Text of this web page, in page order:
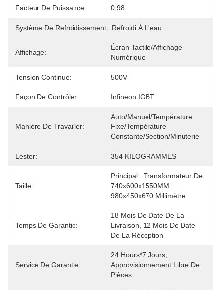
Facteur De Puissance: 0,98
Système De Refroidissement: Refroidi À L'eau
Affichage:
Écran Tactile/affichage
Numérique
Tension Continue: 500V
Façon De Contrôler: Infineon IGBT
Manière De Travailler:
Auto/Manuel/Température
Fixe/Température
Constante/Section/Minuterie
Lester: 354 KILOGRAMMES
Taille:
Principal : Transformateur De
740x600x1550MM :
980x450x670 Millimètre
Temps De Garantie:
18 Mois De Date De La
Livraison, 12 Mois De Date
De La Réception
Service De Garantie:
24 Hours*7 Jours,
Approvisionnement Libre De
Pièces